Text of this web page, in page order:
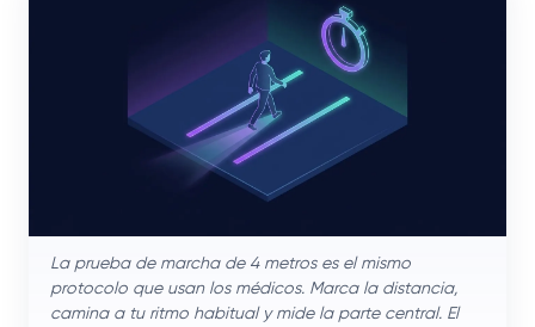
La prueba de marcha de 4 metros es el mismo
protocolo que usan los médicos. Marca la distancia,
camina a tu ritmo habitual y mide la parte central. El